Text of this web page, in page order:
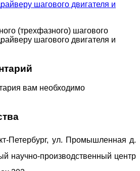
(трехфазного) шагового
шагового двигателя и
вам необходимо
Петербург, ул. Промышленная д.
научно-производственный центр